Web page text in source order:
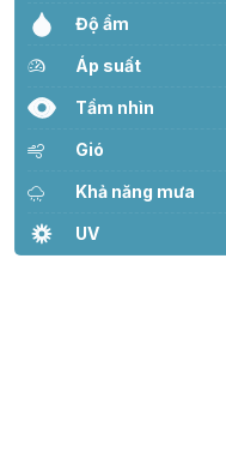
Độ ẩm
Áp suất
Tầm nhìn
Gió
Khả năng mưa
UV